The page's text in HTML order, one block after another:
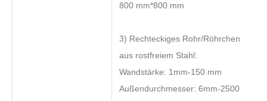
800 mm*800 mm
3) Rechteckiges Rohr/Röhrchen
aus rostfreiem Stahl:
Wandstärke: 1mm-150 mm
Außendurchmesser: 6mm-2500